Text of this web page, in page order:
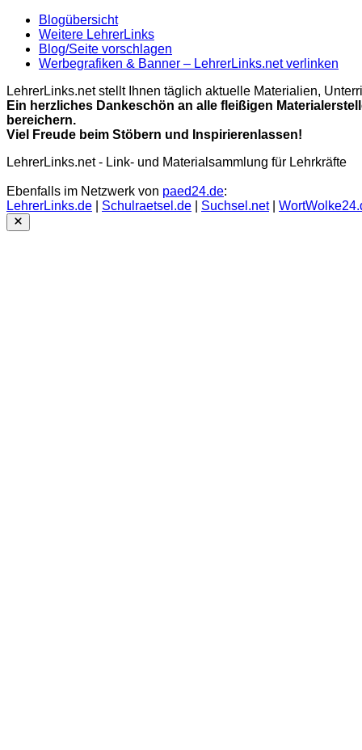
Blogübersicht
Weitere LehrerLinks
Blog/Seite vorschlagen
Werbegrafiken & Banner – LehrerLinks.net verlinken
LehrerLinks.net stellt Ihnen täglich aktuelle Materialien,
Ein herzliches Dankeschön an alle fleißigen
bereichern.
Viel Freude beim Stöbern und Inspirierenlassen!
LehrerLinks.net - Link- und Materialsammlung für Lehrkräfte
Ebenfalls im Netzwerk von paed24.de:
LehrerLinks.de
Schulraetsel.de Suchsel.net|
Close